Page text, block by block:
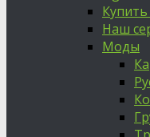
Наш
Моды